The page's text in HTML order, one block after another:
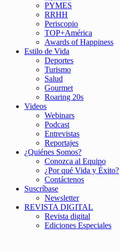
PYMES
RRHH
Periscopio
TOP+América
Awards of Happiness
Estilo de Vida
Deportes
Turismo
Salud
Gourmet
Roaring 20s
Videos
Webinars
Podcast
Entrevistas
Reportajes
¿Quiénes Somos?
Conozca al Equipo
¿Por qué Vida y Éxito?
Contáctenos
Suscríbase
Newsletter
REVISTA DIGITAL
Revista digital
Ediciones Especiales